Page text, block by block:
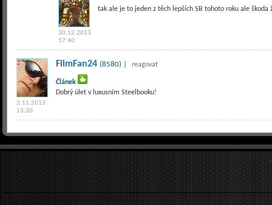
30.12.2013
17:40
tak ale je to jeden z těch lepších SB tohoto roku ale
2.11.2013
13:20
FilmFan24 (8580) | reagovat
Článek
Dobrý úlet v luxusním Steelbooku!